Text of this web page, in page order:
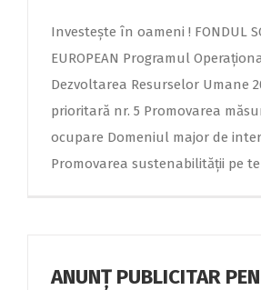
Investeşte în oameni ! FONDUL
EUROPEAN Programul
Dezvoltarea Resurselor Umane
prioritară nr. 5 Promovarea
ocupare Domeniul major de
Promovarea sustenabilităţii pe
ANUNȚ PUBLICITAR